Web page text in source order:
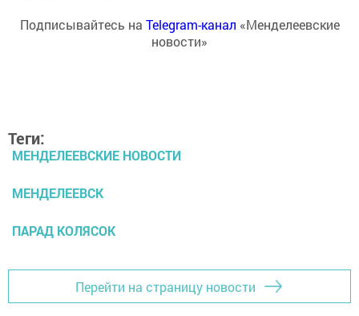
Подписывайтесь на Telegram-канал «Менделеевские
новости»
Теги:
МЕНДЕЛЕЕВСКИЕ НОВОСТИ
МЕНДЕЛЕЕВСК
ПАРАД КОЛЯСОК
Перейти на страницу новости